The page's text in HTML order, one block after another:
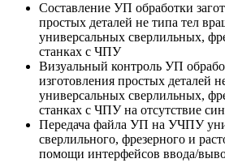
Составление УП обработки
простых деталей не типа тел
универсальных сверлильных,
станках с ЧПУ
Визуальный контроль УП
изготовления простых деталей
универсальных сверлильных,
станках с ЧПУ на отсутствие
Передача файла УП на УЧПУ
сверлильного, фрезерного и
помощи интерфейсов ввода/